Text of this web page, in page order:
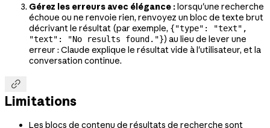
Gérez les erreurs avec élégance :lorsqu'une recherche
échoue ou ne renvoie rien, renvoyez un bloc de texte brut
décrivant le résultat (par exemple, {"type": "text",
"text": "No results found."}) au lieu de lever une
erreur : Claude explique le résultat vide à l'utilisateur, et la
conversation continue.

Limitations
Les blocs de contenu de résultats de recherche sont